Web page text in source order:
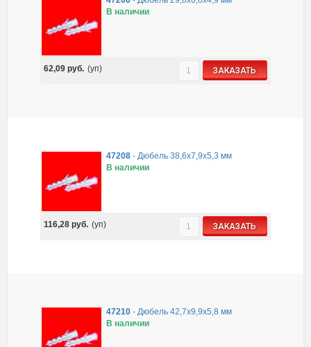
В наличии
62,09руб. (уп) ЗАКАЗАТЬ
47208 -Дюбель 38,6х7,9х5,3 мм
В наличии
116,28руб. (уп) ЗАКАЗАТЬ
47210 -Дюбель 42,7х9,9х5,8 мм
В наличии